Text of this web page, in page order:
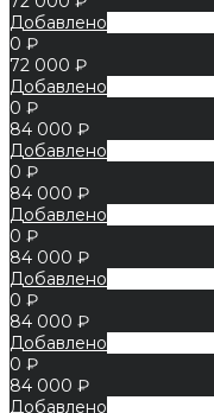
Добавлено
0 ₽
72 000 ₽
Добавлено
0 ₽
84 000 ₽
Добавлено
0 ₽
84 000 ₽
Добавлено
0 ₽
84 000 ₽
Добавлено
0 ₽
84 000 ₽
Добавлено
0 ₽
84 000 ₽
Добавлено